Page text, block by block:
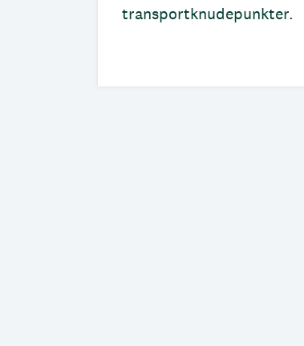
transportknudepunkter.